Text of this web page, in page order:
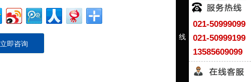
立即咨询
线
021-50999099
021-50999199
13585609099